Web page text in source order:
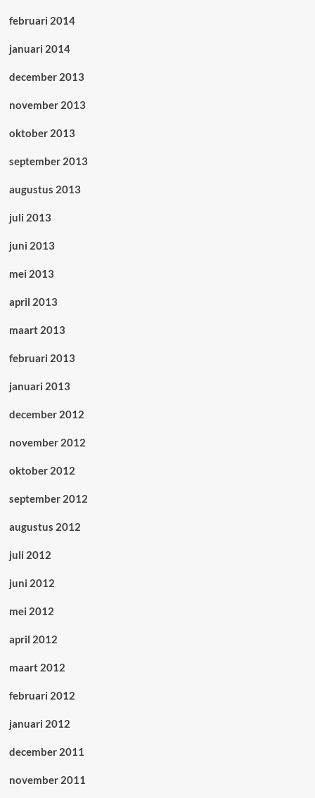
februari 2014
januari 2014
december 2013
november 2013
oktober 2013
september 2013
augustus 2013
juli 2013
juni 2013
mei 2013
april 2013
maart 2013
februari 2013
januari 2013
december 2012
november 2012
oktober 2012
september 2012
augustus 2012
juli 2012
juni 2012
mei 2012
april 2012
maart 2012
februari 2012
januari 2012
december 2011
november 2011